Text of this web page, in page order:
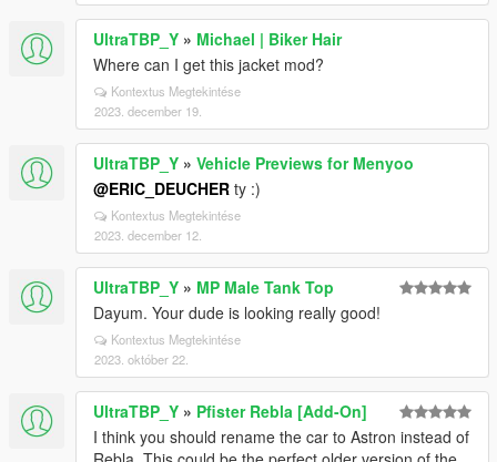
UltraTBP_Y » Michael | Biker Hair
Where can I get this jacket mod?
Kontextus Megtekintése
2023. december 19.
UltraTBP_Y » Vehicle Previews for Menyoo
@ERIC_DEUCHER ty :)
Kontextus Megtekintése
2023. december 12.
UltraTBP_Y » MP Male Tank Top
Dayum. Your dude is looking really good!
Kontextus Megtekintése
2023. október 22.
UltraTBP_Y » Pfister Rebla [Add-On]
I think you should rename the car to Astron instead of